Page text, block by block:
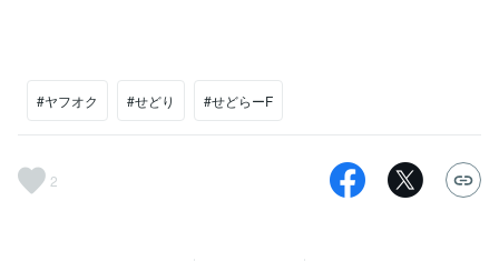
#ヤフオク #せどり #せどらーF
2